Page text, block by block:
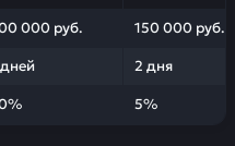
000 руб. 150 000 руб.
2 дня
5%